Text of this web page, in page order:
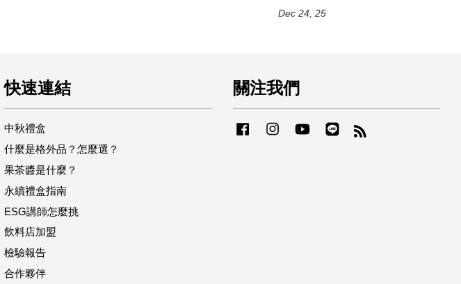
Dec 24, 25
快速連結
中秋禮盒
什麼是格外品？怎麼選？
果茶醬是什麼？
永續禮盒指南
ESG講師怎麼挑
飲料店加盟
檢驗報告
合作夥伴
關注我們
FacebookInstagramYouTubeLine